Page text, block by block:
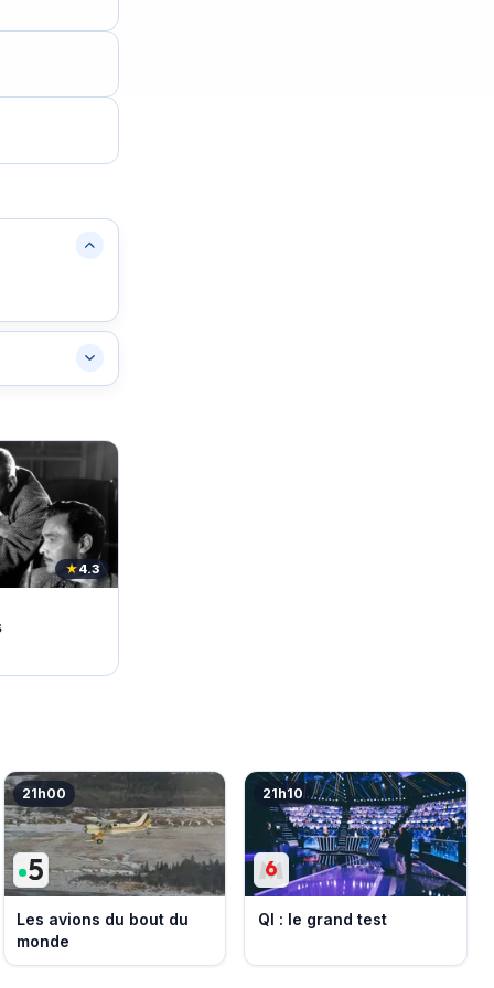
★4.3
21h00
Les avions du bout du
monde
21h10
QI : le grand test